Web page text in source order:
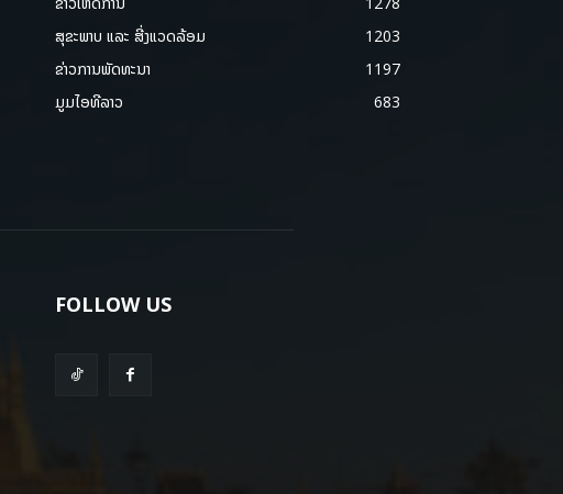
ສຸຂະພາບ ແລະ ສີ່ງແວດລ້ອມ
1203
ຂ່າວການພັດທະນາ
1197
ມູມໄອທີລາວ
683
FOLLOW US